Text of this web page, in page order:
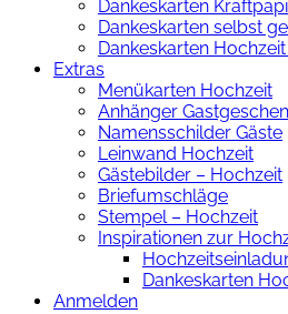
Dankeskarten
Dankeskarten selbst
Dankeskarten
Extras
Menükarten Hochzeit
Anhänger
Namensschilder Gäste
Leinwand Hochzeit
Gästebilder – Hochzeit
Briefumschläge
Stempel – Hochzeit
Inspirationen zur
Dankeskarten
Anmelden